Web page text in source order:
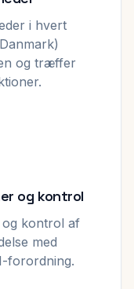
i hvert
og træffer
og kontrol
og kontrol af
med
forordning.